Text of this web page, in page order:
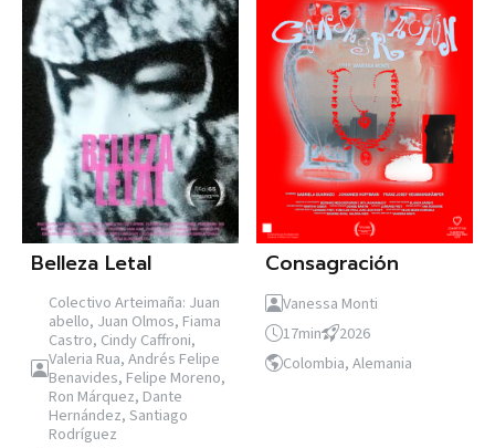
Belleza Letal
Colectivo Arteimaña: Juan
abello, Juan Olmos, Fiama
Castro, Cindy Caffroni,
Valeria Rua, Andrés Felipe
Benavides, Felipe Moreno,
Ron Márquez, Dante
Hernández, Santiago
Rodríguez
Consagración
Vanessa Monti
17min
2026
Colombia, Alemania